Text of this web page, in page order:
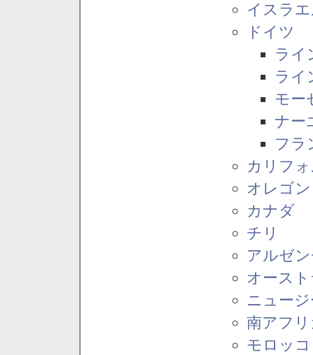
イスラ
ドイツ
ライ
ライ
モー
ナー
フラ
カリフ
オレゴ
カナダ
チリ
アルゼ
オース
ニュー
南アフ
モロッコ